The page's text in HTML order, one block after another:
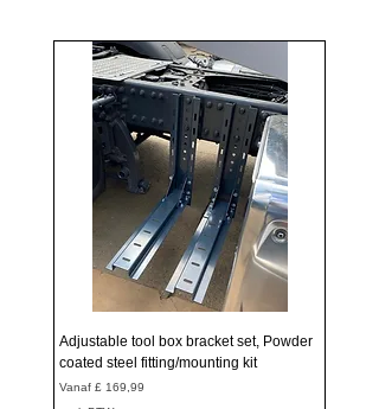
Adjustable tool box bracket set, Powder
coated steel fitting/mounting kit
Vanaf £ 169,99
Verkoopprijs